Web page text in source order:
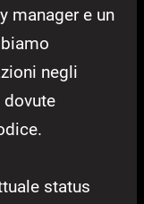
manager e un
negli
status